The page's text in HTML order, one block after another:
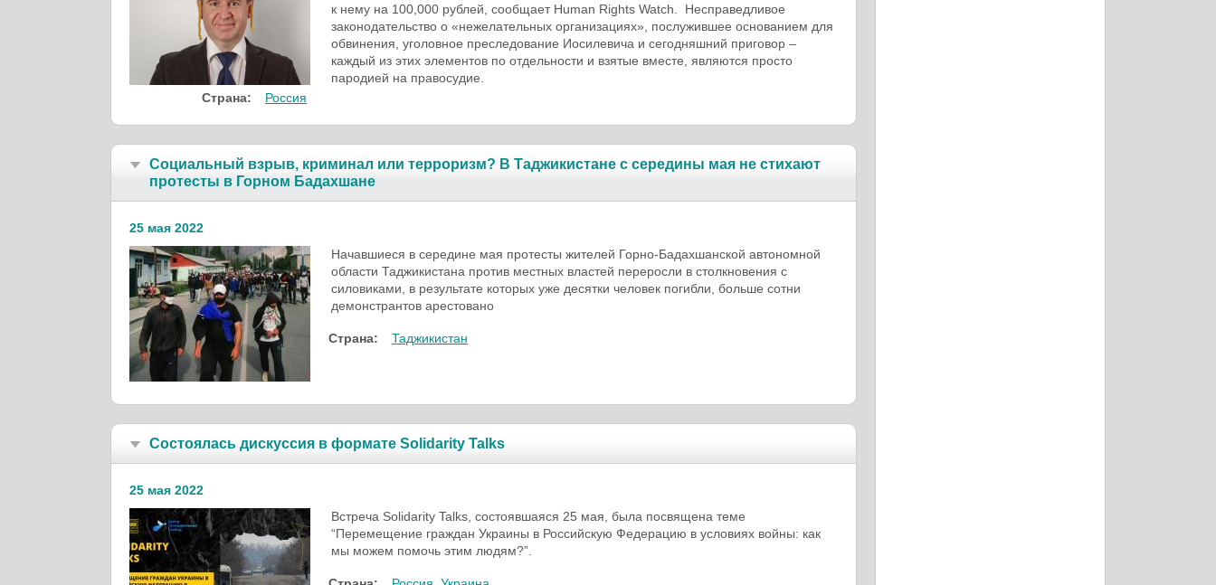
к нему на 100,000 рублей, сообщает Human Rights Watch. Несправедливое
законодательство о «нежелательных организациях», послужившее основанием для
обвинения, уголовное преследование Иосилевича и сегодняшний приговор –
каждый из этих элементов по отдельности и взятые вместе, являются просто
пародией на правосудие.
Страна:
Россия
Социальный взрыв, криминал или терроризм? В Таджикистане с середины мая не стихают
протесты в Горном Бадахшане
25 мая 2022
Начавшиеся в середине мая протесты жителей Горно-Бадахшанской автономной
области Таджикистана против местных властей переросли в столкновения с
силовиками, в результате которых уже десятки человек погибли, больше сотни
демонстрантов арестовано
Страна: Таджикистан
Состоялась дискуссия в формате Solidarity Talks
25 мая 2022
Встреча Solidarity Talks, состоявшаяся 25 мая, была посвящена теме
“Перемещение граждан Украины в Российскую Федерацию в условиях войны: как
мы можем помочь этим людям?”.